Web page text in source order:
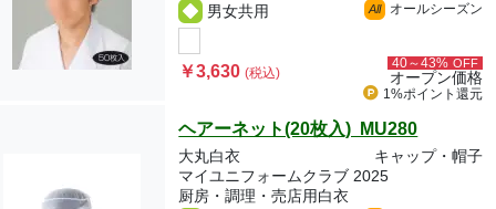
男女共用
All オールシーズン
￥3,630(税込)
40～43% OFF
オープン価格
1%ポイント 還元
ヘアーネット(20枚入) MU280
大丸白衣
キャップ・帽子
マイユニフォームクラブ 2025
厨房・調理・売店用白衣